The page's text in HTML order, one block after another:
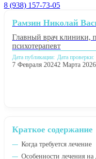
8 (938) 157-73-05
Краткое содержание
Когда требуется лечение
Особенности лечения на
Рамзин Николай
Главный врач клиники,
психотерапевт
Дата публикации:
7 Февраля 2024
Дата проверки:
2 Марта 2026